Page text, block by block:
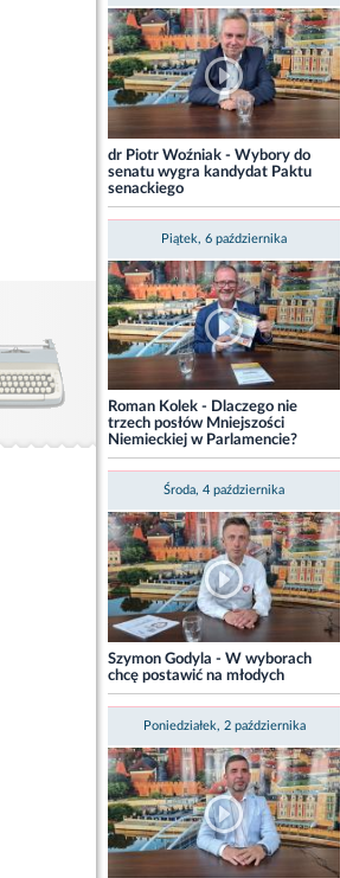
dr Piotr Woźniak - Wybory do
senatu wygra kandydat Paktu
senackiego
Piątek, 6 października
Roman Kolek - Dlaczego nie
trzech posłów Mniejszości
Niemieckiej w Parlamencie?
Środa, 4 października
Szymon Godyla - W wyborach
chcę postawić na młodych
Poniedziałek, 2 października